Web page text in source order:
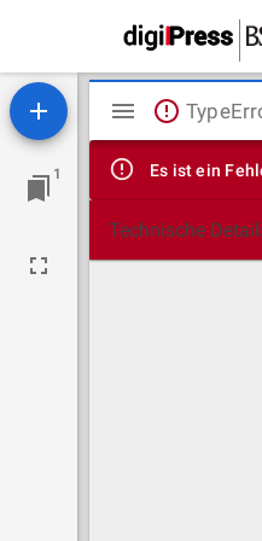
1
Mirador
Viewer
Es ist ein
Technische